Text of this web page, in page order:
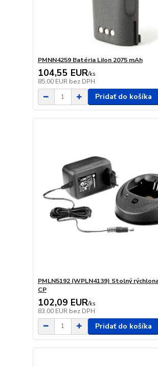
PMNN4259 Batéria LiIon 2075 mAh
104,55 EUR/ks
85,00 EUR bez DPH
Pridať do košíka
PMLN5192 (WPLN4139) Stolný
CP
102,09 EUR/ks
83,00 EUR bez DPH
Pridať do košíka